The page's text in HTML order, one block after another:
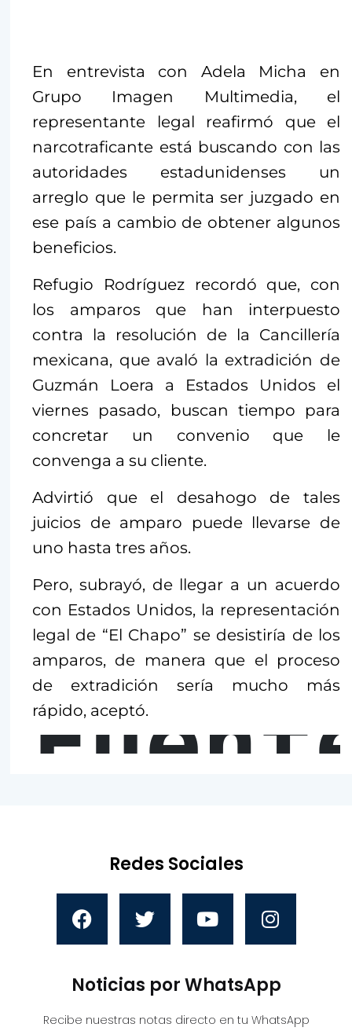
En entrevista con Adela Micha en
Grupo Imagen Multimedia, el
representante legal reafirmó que el
narcotraficante está buscando con las
autoridades estadunidenses un
arreglo que le permita ser juzgado en
ese país a cambio de obtener algunos
beneficios.
Refugio Rodríguez recordó que, con
los amparos que han interpuesto
contra la resolución de la Cancillería
mexicana, que avaló la extradición de
Guzmán Loera a Estados Unidos el
viernes pasado, buscan tiempo para
concretar un convenio que le
convenga a su cliente.
Advirtió que el desahogo de tales
juicios de amparo puede llevarse de
uno hasta tres años.
Pero, subrayó, de llegar a un acuerdo
con Estados Unidos, la representación
legal de “El Chapo” se desistiría de los
amparos, de manera que el proceso
de extradición sería mucho más
rápido, aceptó.
Redes Sociales
Noticias por WhatsApp
Recibe nuestras notas directo en tu WhatsApp